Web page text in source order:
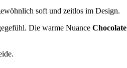
soft und zeitlos im Design.
Die warme Nuance Chocolate